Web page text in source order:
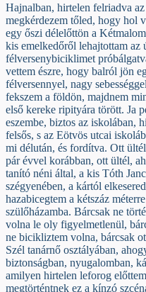
Hajnalban, hirtelen felriadva
megkérdezem tőled, hogy hol
egy őszi délelőttön a
kis emelkedőről lehajtottam az
félversenybiciklimet
vettem észre, hogy balról jön
félversennyel, nagy
fekszem a földön, majdnem
első kereke ripityára törött. Ja
eszembe, biztos az iskolában,
felsős, s az Eötvös utcai
mi délután, és fordítva. Ott
pár évvel korábban, ott ültél,
tanító néni által, a kis Tóth
szégyenében, a kártól
hazabicegtem a kétszáz
szülőházamba. Bárcsak ne
volna le oly figyelmetlenül,
ne bicikliztem volna, bárcsak
Szél tanárnő osztályában,
biztonságban, nyugalomban,
amilyen hirtelen leforog
megtörténtnek ez a kínzó